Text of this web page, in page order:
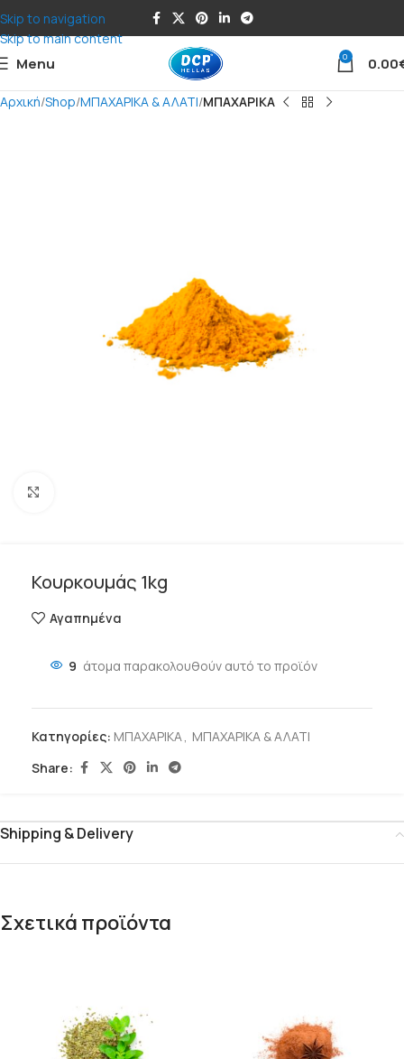
Skip to navigation
Skip to main content
Menu 0 0.00
Αρχική Shop ΜΠΑΧΑΡΙΚΑ & ΑΛΑΤΙ ΜΠΑΧΑΡΙΚΑ
Κουρκουμάς 1kg
Αγαπημένα
9 άτομα παρακολουθούν αυτό το προϊόν
Κατηγορίες: ΜΠΑΧΑΡΙΚΑ, ΜΠΑΧΑΡΙΚΑ & ΑΛΑΤΙ
Share:
Shipping & Delivery
Σχετικά προϊόντα